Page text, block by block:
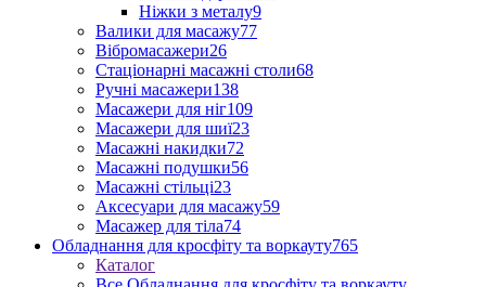
Ніжки з металу9
Валики для масажу77
Вібромасажери26
Стаціонарні масажні столи68
Ручні масажери138
Масажери для ніг109
Масажери для шиї23
Масажні накидки72
Масажні подушки56
Масажні стільці23
Аксесуари для масажу59
Масажер для тіла74
Обладнання для кросфіту та воркауту765
Каталог